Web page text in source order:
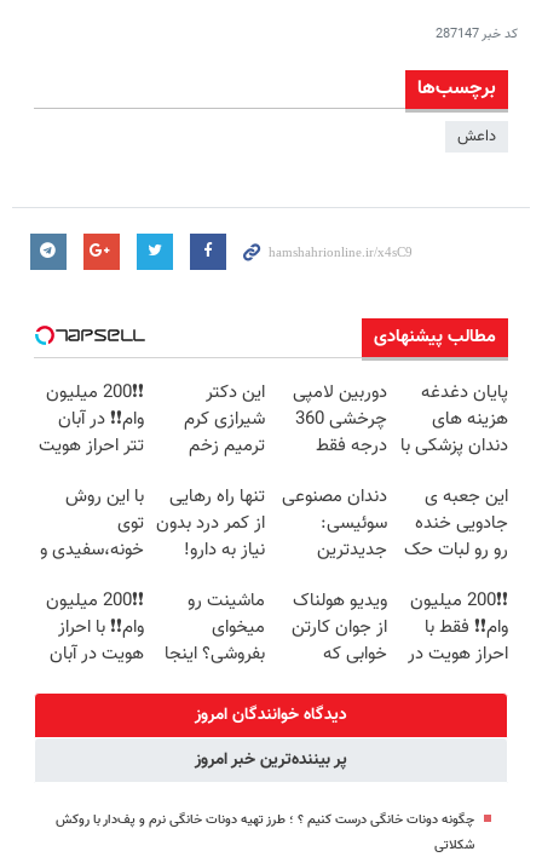
کد خبر287147
برچسب‌ها
داعش
مطالب پیشنهادی
پایان دغدغه
هزینه های
دندان پزشکی با
کننده خانگی
دوربین لامپی
چرخشی 360
درجه فقط
🔥 پرداخت
درب منزل
این دکتر
شیرازی کرم
ترمیم زخم
ساخت!!!
❗❗200 میلیون
وام❗❗ در آبان
تتر احراز هویت
این جعبه ی
جادویی خنده
رو رو لبات حک
خرید40%تخفیف
دندان مصنوعی
سوئیسی:
جدیدترین
سبک و مقاوم |
پرداخت قسطی
تنها راه رهایی
از کمر درد بدون
نیاز به دارو!
با این روش
توی
خونه،سفیدی و
برگردون
(40%off)
❗❗200 میلیون
وام❗❗ فقط با
احراز هویت در
ویدیو هولناک
از جوان کارتن
خوابی که
آموزش رایگان
ماشینت رو
میخوای
بفروشی؟ اینجا
میفروشه
❗❗200 میلیون
وام❗❗ با احراز
هویت در آبان
دیدگاه خوانندگان امروز
پر بیننده‌ترین خبر امروز
چگونه دونات خانگی درست کنیم ؟ ؛ طرز تهیه دونات خانگی نرم و پف‌دار با روکش
شکلاتی